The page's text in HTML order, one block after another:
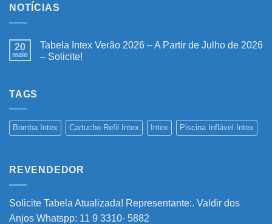
NOTÍCIAS
20
maio
Tabela Intex Verão 2026 – A Partir de Julho de 2026
– Solicite!
–
A
2026
TAGS
Bomba Intex Cartucho Refil Intex Intex Piscina Inflável Intex
REVENDEDOR
Solicite Tabela Atualizada! Representante:. Valdir dos
Anjos Whatspp: 11 9 3310- 5882